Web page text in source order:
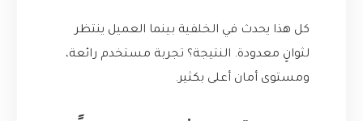
كل هذا يحدث في الخلفية بينما العميل ينتظر
لثوانٍ معدودة. النتيجة؟ تجربة مستخدم رائعة،
ومستوى أمان أعلى بكثير.